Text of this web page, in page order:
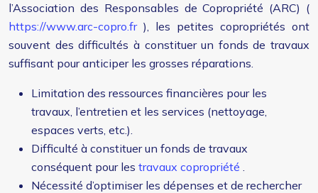
l’Association des Responsables de Copropriété (ARC) (
https://www.arc-copro.fr ), les petites copropriétés ont
souvent des difficultés à constituer un fonds de travaux
suffisant pour anticiper les grosses réparations.
Limitation des ressources financières pour les
travaux, l’entretien et les services (nettoyage,
espaces verts, etc.).
Difficulté à constituer un fonds de travaux
conséquent pour les travaux copropriété .
Nécessité d’optimiser les dépenses et de rechercher